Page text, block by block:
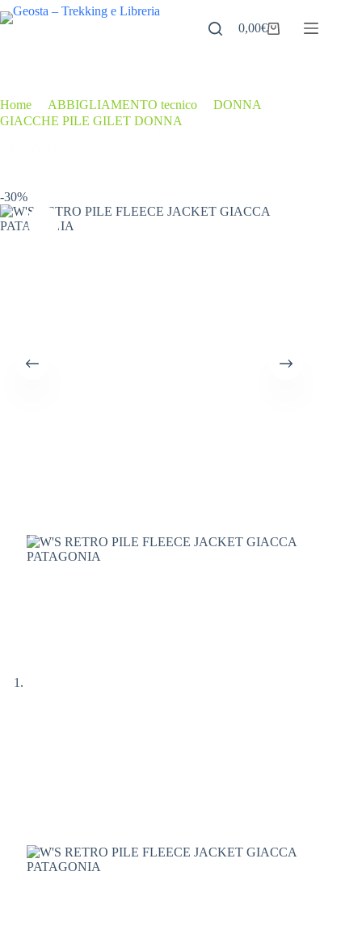
Salta
al
Carrello
0,00€
Home ABBIGLIAMENTO tecnico DONNA
GIACCHE PILE GILET DONNA
-30%